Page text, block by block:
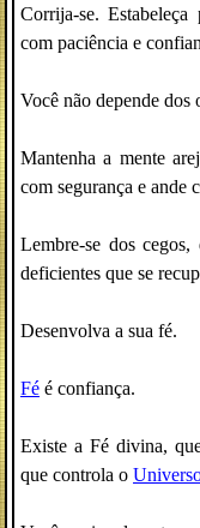
Corrija-se.
com paciência e
Você não depende dos
Mantenha a mente
com segurança e ande
Lembre-se dos
deficientes que se
Desenvolva a sua fé.
Fé é confiança.
Existe a Fé divina,
que controla o